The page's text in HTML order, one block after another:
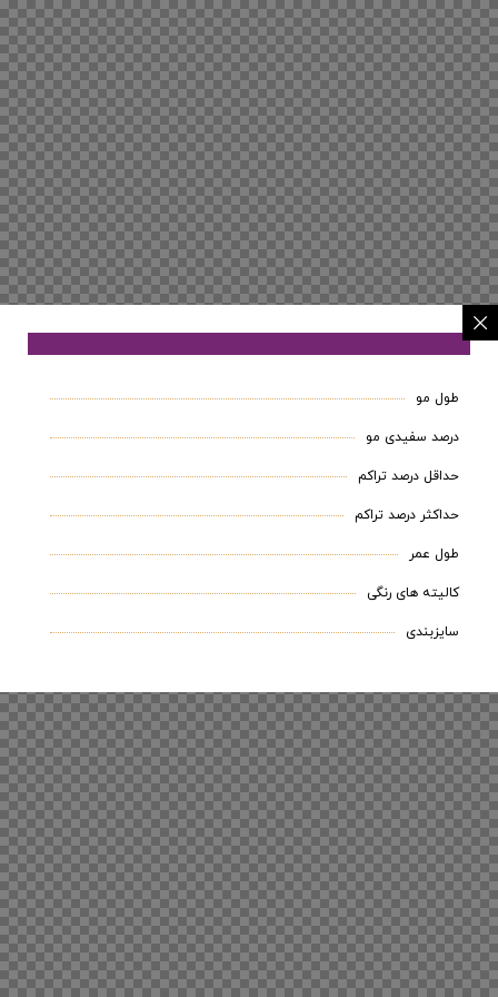
طول مو
درصد سفیدی مو
حداقل درصد تراکم
حداکثر درصد تراکم
طول عمر
کالیته های رنگی
سایزبندی